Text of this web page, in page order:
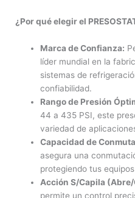
¿Por qué elegir el
Marca de Confianza:
líder mundial en la
sistemas de
confiabilidad.
Rango de Presión
44 a 435 PSI, este
variedad de
Capacidad de
asegura una
protegiendo tus
Acción S/Capila
permite un control